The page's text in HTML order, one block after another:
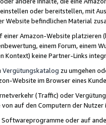
oder bereitstellen, mit
Website befindlichen Material
einer Amazon-Website
einem Forum, einem
Kontext) keine Partner-Links
Vergütungskatalog zu umgehen
Website im Browser eines
(Traffic) oder
auf den Computern der
Softwareprogramme oder auf